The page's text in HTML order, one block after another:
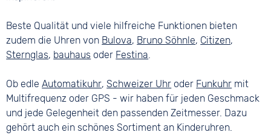
Beste Qualität und viele hilfreiche Funktionen bieten
zudem die Uhren von Bulova, Bruno Söhnle, Citizen,
Sternglas, bauhaus oder Festina.
Ob edleAutomatikuhr,Schweizer Uhr oder Funkuhr mit
Multifrequenz oder GPS - wir haben für jeden Geschmack
und jede Gelegenheit den passenden Zeitmesser. Dazu
gehört auch ein schönes Sortiment an Kinderuhren.